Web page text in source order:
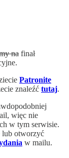
na finał
Patronite
znaleźć tutaj.
więc nie
w tym serwisie.
lub otworzyć
w mailu.